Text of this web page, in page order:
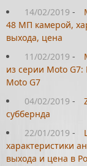
14/02/2019 -
48 МП камерой,
выхода, цена
11/02/2019 -
из серии Moto G7:
Moto G7
04/02/2019 -
суббернда
22/01/2019 -
характеристики
выхода и цена в